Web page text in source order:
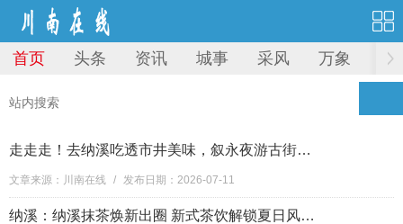
首页 头条 资讯 城事 采风 万象 图
走走走！去纳溪吃透市井美味，叙永夜游古街清凉一夏
文章来源：川南在线 / 发布日期：2026-07-11
纳溪：纳溪抹茶焕新出圈 新式茶饮解锁夏日风味新体验